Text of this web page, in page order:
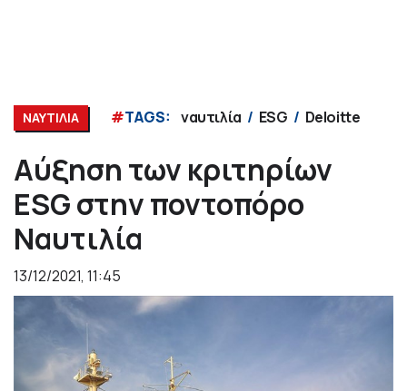
ΝΑΥΤΙΛΙΑ #TAGS: ναυτιλία ESG Deloitte
Αύξηση των κριτηρίων
ESG στην ποντοπόρο
Nαυτιλία
13/12/2021, 11:45